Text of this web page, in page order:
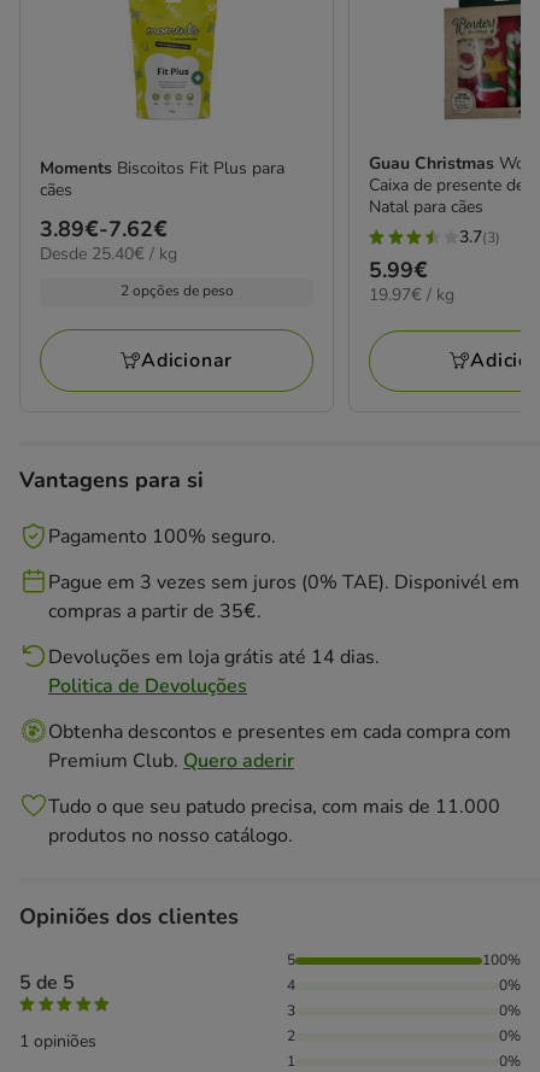
Moments Biscoitos Fit Plus para
cães
Preço
de
7.62€
3.89€-7.62€
25.40€
Desde 25.40€ / kg
2 opções de peso
Adicionar
Guau Christmas
Caixa de presente de
Natal para cães
3.7
estrelas
com
3
avaliações
3.7(3)
Preço
5.99€
5.99€
19.97€
KG
19.97€ / kg
Vantagens para si
Pagamento 100% seguro.
Pague em 3 vezes sem juros (0% TAE). Disponivél em
compras a partir de 35€.
Devoluções em loja grátis até 14 dias.
Politica de Devoluções
Obtenha descontos e presentes em cada compra com
Premium Club. Quero aderir
Tudo o que seu patudo precisa, com mais de 11.000
produtos no nosso catálogo.
Opiniões dos clientes
5 de 5
1 opiniões
100% das pessoas avaliaram com 5 estrelas,
5
100%
4
0%
3
0%
2
0%
1
0%